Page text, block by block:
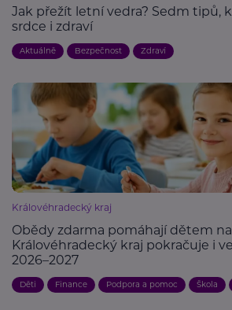
Jak přežít letní vedra? Sedm tipů,
srdce i zdraví
Aktuálně Bezpečnost Zdraví
Královéhradecký kraj
Obědy zdarma pomáhají dětem
Královéhradecký kraj pokračuje i
2026–2027
Děti Finance Podpora a pomoc Škola